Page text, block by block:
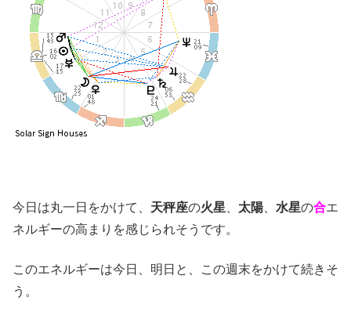
今日は丸一日をかけて、 天秤座の火星 太陽 水星の合エ
ネルギーの高まりを感じられそうです。
このエネルギーは今日、明日と、この週末をかけて続きそ
う。